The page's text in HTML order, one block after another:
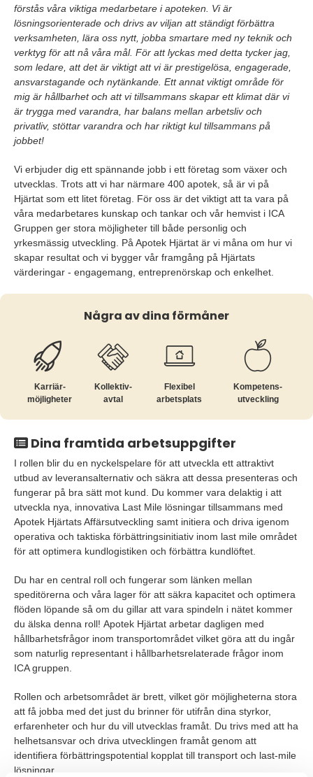
förstås våra viktiga medarbetare i apoteken. Vi är
lösningsorienterade och drivs av viljan att ständigt förbättra
verksamheten, lära oss nytt, jobba smartare med ny teknik och
verktyg för att nå våra mål. För att lyckas med detta tycker jag,
som ledare, att det är viktigt att vi är prestigelösa, engagerade,
ansvarstagande och nytänkande. Ett annat viktigt område för
mig är hållbarhet och att vi tillsammans skapar ett klimat där vi
är trygga med varandra, har balans mellan arbetsliv och
privatliv, stöttar varandra och har riktigt kul tillsammans på
jobbet!
Vi erbjuder dig ett spännande jobb i ett företag som växer och
utvecklas. Trots att vi har närmare 400 apotek, så är vi på
Hjärtat som ett litet företag. För oss är det viktigt att ta vara på
våra medarbetares kunskap och tankar och vår hemvist i ICA
Gruppen ger stora möjligheter till både personlig och
yrkesmässig utveckling. På Apotek Hjärtat är vi måna om hur vi
skapar resultat och vi bygger vår framgång på Hjärtats
värderingar - engagemang, entreprenörskap och enkelhet.
Några av dina förmåner
Karriär­
möjligheter
Kollektiv­
avtal
Flexibel
arbetsplats
Kompetens­
utveckling
Dina framtida arbetsuppgifter
I rollen blir du en nyckelspelare för att utveckla ett attraktivt
utbud av leveransalternativ och säkra att dessa presenteras och
fungerar på bra sätt mot kund. Du kommer vara delaktig i att
utveckla nya, innovativa Last Mile lösningar tillsammans med
Apotek Hjärtats Affärsutveckling samt initiera och driva igenom
operativa och taktiska förbättringsinitiativ inom last mile området
för att optimera kundlogistiken och förbättra kundlöftet.
Du har en central roll och fungerar som länken mellan
speditörerna och våra lager för att säkra kapacitet och optimera
flöden löpande så om du gillar att vara spindeln i nätet kommer
du älska denna roll! Apotek Hjärtat arbetar dagligen med
hållbarhetsfrågor inom transportområdet vilket göra att du ingår
som naturlig representant i hållbarhetsrelaterade frågor inom
ICA gruppen.
Rollen och arbetsområdet är brett, vilket gör möjligheterna stora
att få jobba med det just du brinner för utifrån dina styrkor,
erfarenheter och hur du vill utvecklas framåt. Du trivs med att ha
helhetsansvar och driva utvecklingen framåt genom att
identifiera förbättringspotential kopplat till transport och last-mile
lösningar.